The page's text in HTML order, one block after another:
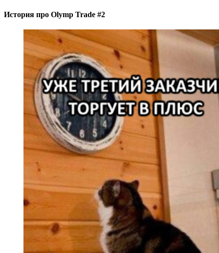
История про Olymp Trade #2